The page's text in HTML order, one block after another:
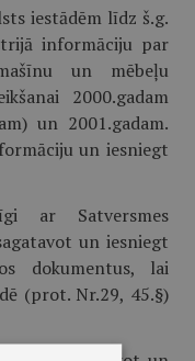
iestādēm līdz š.g.
informāciju par
un mēbeļu
2000.gadam
un 2001.gadam.
un iesniegt
ar Satversmes
un iesniegt
dokumentus, lai
(prot. Nr.29, 45.§)